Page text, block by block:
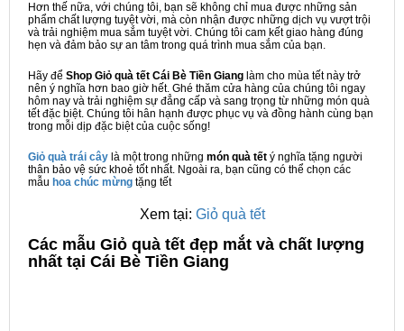
Hơn thế nữa, với chúng tôi, bạn sẽ không chỉ mua được những sản
phẩm chất lượng tuyệt vời, mà còn nhận được những dịch vụ vượt trội
và trải nghiệm mua sắm tuyệt vời. Chúng tôi cam kết giao hàng đúng
hẹn và đảm bảo sự an tâm trong quá trình mua sắm của bạn.
Hãy để Shop Giỏ quà tết Cái Bè Tiền Giang làm cho mùa tết này trở
nên ý nghĩa hơn bao giờ hết. Ghé thăm cửa hàng của chúng tôi ngay
hôm nay và trải nghiệm sự đẳng cấp và sang trọng từ những món quà
tết đặc biệt. Chúng tôi hân hạnh được phục vụ và đồng hành cùng bạn
trong mỗi dịp đặc biệt của cuộc sống!
Giỏ quà trái cây là một trong những món quà tết ý nghĩa tặng người
thân bảo vệ sức khoẻ tốt nhất. Ngoài ra, bạn cũng có thể chọn các
mẫu hoa chúc mừng tặng tết
Xem tại: Giỏ quà tết
Các mẫu Giỏ quà tết đẹp mắt và chất lượng
nhất tại Cái Bè Tiền Giang